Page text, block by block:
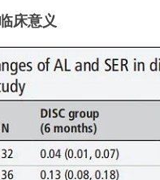
床意义